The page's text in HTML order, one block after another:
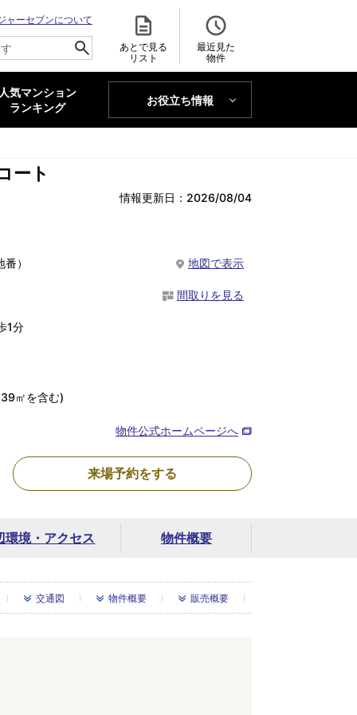
ャーセブンについて
あとで見る
リスト
最近見た
物件
気マンション
ランキング
お役立ち情報
MAJOR'S BLOG
ート
情報更新日：2026/08/04
） 地図で表示
間取りを見る
1分
㎡を含む)
物件公式ホームページへ
来場予約をする
環境・ アクセス 物件概要
交通図 物件概要 販売概要